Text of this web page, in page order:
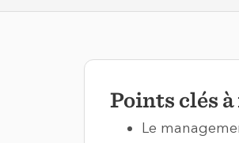
Points clés
Le